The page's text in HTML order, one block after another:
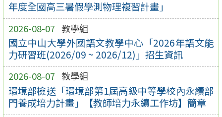
年度全國高三暑假學測物理複習計畫」
2026-08-07 教學組
國立中山大學外國語文教學中心「2026年語文能
力研習班(2026/09 ~ 2026/12)」招生資訊
2026-08-07 教學組
環境部檢送「環境部第1屆高級中等學校內永續部
門養成培力計畫」【教師培力永續工作坊】簡章